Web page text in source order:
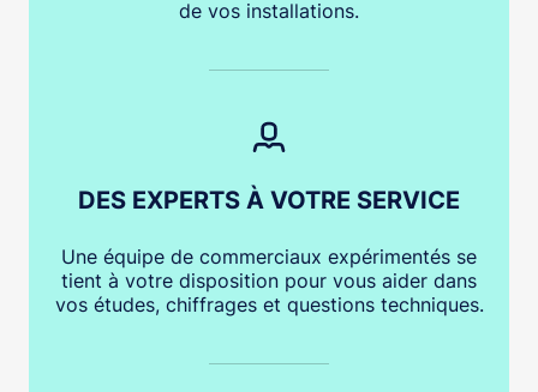
de vos installations.
DES EXPERTS À VOTRE SERVICE
Une équipe de commerciaux expérimentés se
tient à votre disposition pour vous aider dans
vos études, chiffrages et questions techniques.